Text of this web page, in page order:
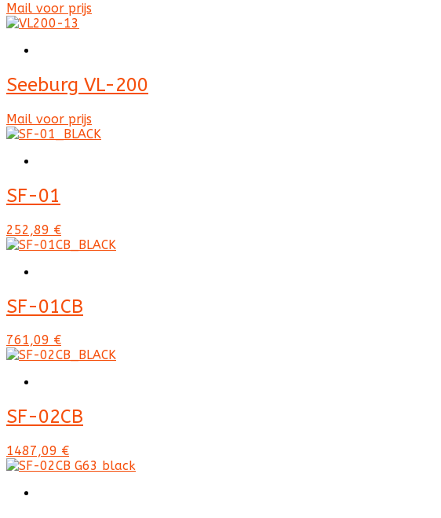
Mail voor prijs
Seeburg VL-200
Mail voor prijs
SF-01
252,89 €
SF-01CB
761,09 €
SF-02CB
1487,09 €